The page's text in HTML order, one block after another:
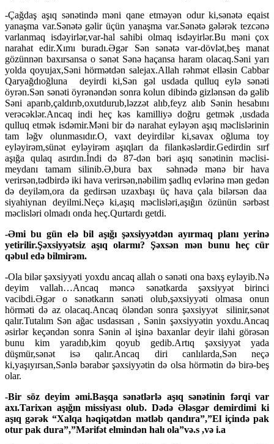
-Çağdaş aşıq sənətində məni qane etməyən odur ki,sənətə eqaist
yanaşma var.Sənətə gəlir üçün yanaşma var.Sənətə gələrək tezcənə
varlanmaq isdəyirlər,var-hal sahibi olmaq isdəyirlər.Bu məni çox
narahat edir.Xımı buradı.Əgər Sən sənətə var-dövlət,beş manat
gözünnən baxırsansa o sənət Sənə haçansa haram olacaq.Səni yarı
yolda qoyujax,Səni hörmətdən salejax.Allah rəhmət elləsin Cabbar
Qaryağdıoğluna deyirdi ki,Sən gəl usdada qulluq eylə sənəti
öyrən.Sən sənəti öyrənəndən sonra kolun dibində gizlənsən də gəlib
Səni aparıb,çaldırıb,oxutdurub,ləzzət alıb,feyz alıb Sənin hesabını
verəcəklər.Ancaq indi heç kəs kamilliyə doğru getmək ,usdada
qulluq etmək isdəmir.Məni bir də narahat eyləyən aşıq məclislərinin
tam ləğv olunmasıdır.O, vaxt deyirdilər ki,savax oğluma toy
eyləyirəm,sünət eyləyirəm aşıqları da filankəslərdir.Gedirdin sırf
aşığa qulaq asırdın.İndi də 87-dən bəri aşıq sənətinin məclisi-
meydanı tamam silinib.Ə,bura bax səhnədə mənə bir hava
verirsən,tədbirdə iki hava verirsən,nəbilim şadlıq evlərinə mən gedən
də deyiləm,ora da gedirsən uzaxbaşı üç hava çala bilərsən daa
siyahiynan deyilmi.Neçə ki,aşıq məclisləri,aşığın özünün sərbəst
məclisləri olmadı onda heç.Qurtardı getdi.
-Əmi bu gün elə bil aşığı şəxsiyyətdən ayırmaq planı yerinə
yetirilir.Şəxsiyyətsiz aşıq olarmı? Şəxsən mən bunu heç cür
qəbul edə bilmirəm.
-Ola bilər şəxsiyyəti yoxdu ancaq allah o sənəti ona bəxş eyləyib.Nə
deyim vallah…Ancaq məncə sənətkarda şəxsiyyət birinci
vacibdi.Əgər o sənətkarın sənəti olub,şəxsiyyəti olmasa onun
hörməti də az olacaq.Ancaq öləndən sonra şəxsiyyət silinir,sənət
qalır.Tutalım Sən ağac usdasısan , Sənin şəxsiyyətin yoxdu.Ancaq
əsirlər keçəndən sonra Sənin əl işinə baxanlar deyir ilahi görəsən
bunu kim yaradıb,kim qoyub gedib.Artıq şəxsiyyət yada
düşmür,sənət isə qalır.Ancaq diri canlılarda,Sən neçə
ki,yaşıyırsan,Sənlə bərabər şəxsiyyətin də olsa hörmətin də birə-beş
olar.
-Bir söz deyim əmi.Başqa sənətlərlə aşıq sənətinin fərqi var
axı.Tarixən aşığın missiyası olub. Dədə Ələsgər demirdimi ki
aşıq gərək “Xalqa həqiqətdən mətləb qandıra”,”El içində pak
otur pak dura”,”Mərifət elmindən halı ola”və.s ,və i.a